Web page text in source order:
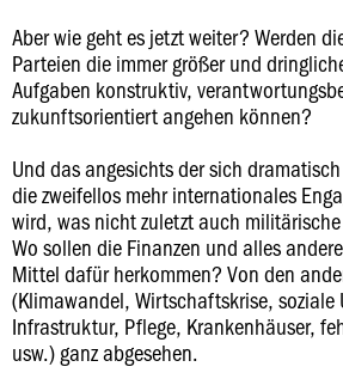
Aber wie geht es jetzt weiter? Werden
Parteien die immer größer und
Aufgaben konstruktiv,
zukunftsorientiert angehen können?
Und das angesichts der sich
die zweifellos mehr internationales
wird, was nicht zuletzt auch
Wo sollen die Finanzen und alles
Mittel dafür herkommen? Von den
(Klimawandel, Wirtschaftskrise, soziale
Infrastruktur, Pflege, Krankenhäuser,
usw.) ganz abgesehen.